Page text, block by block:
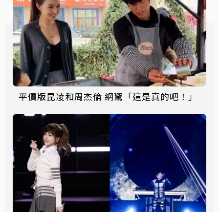
平價版昆凌和周杰倫 網驚「這是真的吧！」